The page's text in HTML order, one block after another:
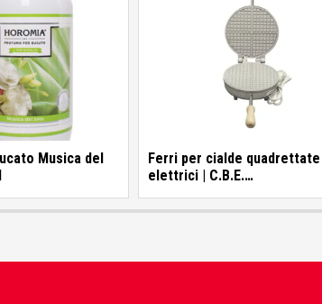
Musica del
Ferri per cialde quadrettate
elettrici | C.B.E.